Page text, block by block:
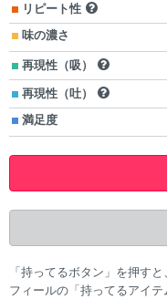
リピート性
味の濃さ
再現性（吸）
再現性（吐）
満足度
「持ってるボタン」を押す
フィールの「持ってるアイテ